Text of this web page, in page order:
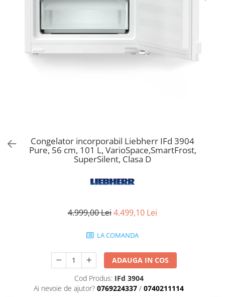
Aspiratoare verticale
Apiratoare cu sac
Aspiratoare fara sac
Ingrijirea rufelor si a vaselor
Congelator incorporabil Liebherr IFd 3904
Pure, 56 cm, 101 L, VarioSpace,SmartFrost,
SuperSilent, Clasa D
4.999,00 Lei4.499,10 Lei
LA COMANDA
ADAUGA IN COS
Cod Produs: IFd 3904
Ai nevoie de ajutor? 0769224337 / 0740211114